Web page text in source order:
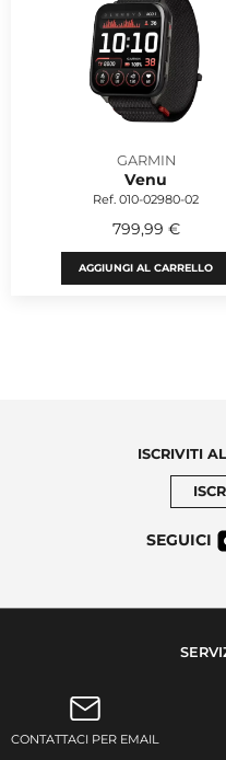
GARMIN
Venu
Ref. 010-02980-02
799,99 €
AGGIUNGI AL CARRELLO
ISCRIVITI
SEGUICI
CONTATTACI PER EMAIL